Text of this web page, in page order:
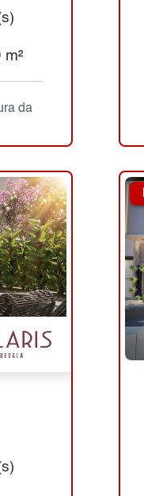
m²
da